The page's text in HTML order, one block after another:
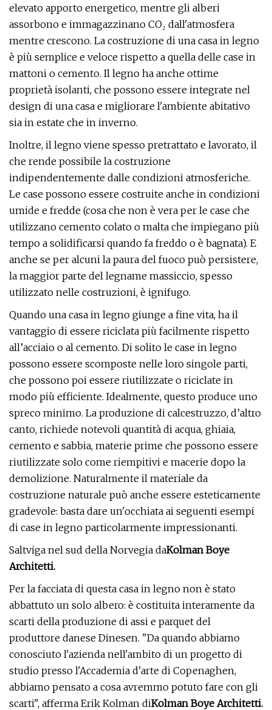
elevato apporto energetico, mentre gli alberi
assorbono e immagazzinano CO₂ dall'atmosfera
mentre crescono. La costruzione di una casa in legno
è più semplice e veloce rispetto a quella delle case in
mattoni o cemento. Il legno ha anche ottime
proprietà isolanti, che possono essere integrate nel
design di una casa e migliorare l'ambiente abitativo
sia in estate che in inverno.
Inoltre, il legno viene spesso pretrattato e lavorato, il
che rende possibile la costruzione
indipendentemente dalle condizioni atmosferiche.
Le case possono essere costruite anche in condizioni
umide e fredde (cosa che non è vera per le case che
utilizzano cemento colato o malta che impiegano più
tempo a solidificarsi quando fa freddo o è bagnata). E
anche se per alcuni la paura del fuoco può persistere,
la maggior parte del legname massiccio, spesso
utilizzato nelle costruzioni, è ignifugo.
Quando una casa in legno giunge a fine vita, ha il
vantaggio di essere riciclata più facilmente rispetto
all’acciaio o al cemento. Di solito le case in legno
possono essere scomposte nelle loro singole parti,
che possono poi essere riutilizzate o riciclate in
modo più efficiente. Idealmente, questo produce uno
spreco minimo. La produzione di calcestruzzo, d’altro
canto, richiede notevoli quantità di acqua, ghiaia,
cemento e sabbia, materie prime che possono essere
riutilizzate solo come riempitivi e macerie dopo la
demolizione. Naturalmente il materiale da
costruzione naturale può anche essere esteticamente
gradevole: basta dare un'occhiata ai seguenti esempi
di case in legno particolarmente impressionanti.
Saltviga nel sud della Norvegia daKolman Boye
Architetti.
Per la facciata di questa casa in legno non è stato
abbattuto un solo albero: è costituita interamente da
scarti della produzione di assi e parquet del
produttore danese Dinesen. "Da quando abbiamo
conosciuto l'azienda nell'ambito di un progetto di
studio presso l'Accademia d'arte di Copenaghen,
abbiamo pensato a cosa avremmo potuto fare con gli
scarti", afferma Erik Kolman diKolman Boye Architetti.